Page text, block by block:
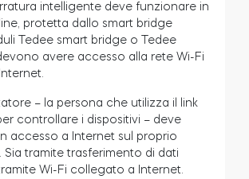
intelligente deve funzionare in
protetta dallo smart bridge
Tedee smart bridge o Tedee
avere accesso alla rete Wi-Fi
– la persona che utilizza il link
controllare i dispositivi – deve
accesso a Internet sul proprio
Sia tramite trasferimento di dati
Wi-Fi collegato a Internet.